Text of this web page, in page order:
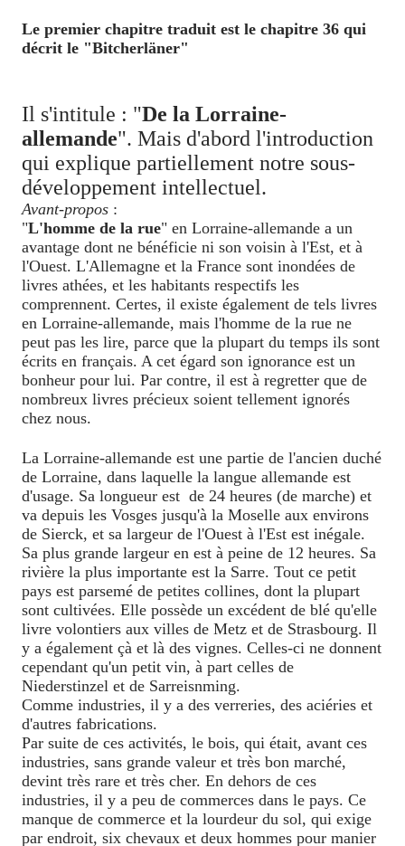
Le premier chapitre traduit est le chapitre 36 qui
décrit le "Bitcherläner"
Il s'intitule : "De la Lorraine-
allemande". Mais d'abord l'introduction
qui explique partiellement notre sous-
développement intellectuel.
Avant-propos :
"L'homme de la rue" en Lorraine-allemande a un
avantage dont ne bénéficie ni son voisin à l'Est, et à
l'Ouest. L'Allemagne et la France sont inondées de
livres athées, et les habitants respectifs les
comprennent. Certes, il existe également de tels livres
en Lorraine-allemande, mais l'homme de la rue ne
peut pas les lire, parce que la plupart du temps ils sont
écrits en français. A cet égard son ignorance est un
bonheur pour lui. Par contre, il est à regretter que de
nombreux livres précieux soient tellement ignorés
chez nous.
La Lorraine-allemande est une partie de l'ancien duché
de Lorraine, dans laquelle la langue allemande est
d'usage. Sa longueur est de 24 heures (de marche) et
va depuis les Vosges jusqu'à la Moselle aux environs
de Sierck, et sa largeur de l'Ouest à l'Est est inégale.
Sa plus grande largeur en est à peine de 12 heures. Sa
rivière la plus importante est la Sarre. Tout ce petit
pays est parsemé de petites collines, dont la plupart
sont cultivées. Elle possède un excédent de blé qu'elle
livre volontiers aux villes de Metz et de Strasbourg. Il
y a également çà et là des vignes. Celles-ci ne donnent
cependant qu'un petit vin, à part celles de
Niederstinzel et de Sarreisnming.
Comme industries, il y a des verreries, des aciéries et
d'autres fabrications.
Par suite de ces activités, le bois, qui était, avant ces
industries, sans grande valeur et très bon marché,
devint très rare et très cher. En dehors de ces
industries, il y a peu de commerces dans le pays. Ce
manque de commerce et la lourdeur du sol, qui exige
par endroit, six chevaux et deux hommes pour manier